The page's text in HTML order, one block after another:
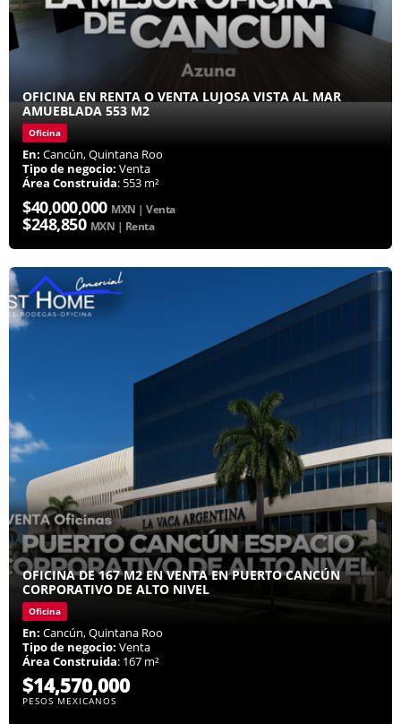
OFICINA EN RENTA O VENTA LUJOSA VISTA AL MAR
AMUEBLADA 553 M2
Oficina
En: Cancún, Quintana Roo
Tipo de negocio: Venta
Área Construida: 553 m²
$40,000,000 MXN | Venta
$248,850 MXN | Renta
OFICINA DE 167 M2 EN VENTA EN PUERTO CANCÚN
CORPORATIVO DE ALTO NIVEL
Oficina
En: Cancún, Quintana Roo
Tipo de negocio: Venta
Área Construida: 167 m²
$14,570,000
PESOS MEXICANOS